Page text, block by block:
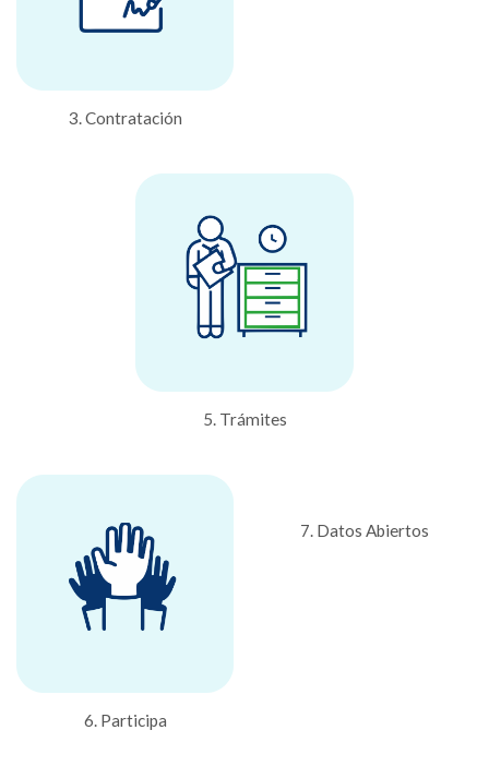
3. Contratación
5. Trámites
6. Participa
7. Datos Abiertos